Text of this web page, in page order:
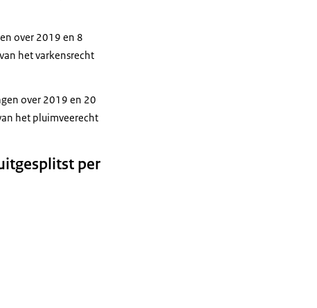
over 2019 en 8
het varkensrecht
over 2019 en 20
het pluimveerecht
per